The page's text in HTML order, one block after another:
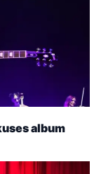
album